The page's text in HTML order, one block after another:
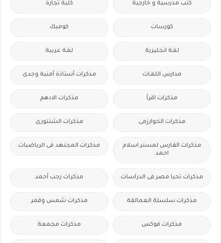
كتب مدرسية و خارجية كلية تجارة
كورسات كوميك
لغة انجليزية لغة عربية
مدارس اللغات مذكرات أستاذة أمنية وجدى
مذكرات اقرأ مذكرات الادهم
مذكرات الخوارزمى مذكرات الشنتورى
مذكرات الفارس لمستر اسلام
احمد
مذكرات المجتهد فى الرياضيات
مذكرات تحيا مصر فى الدراسات مذكرات رجب أحمد
مذكرات سلسلة العمالقة مذكرات شمس وقمر
مذكرات فوكس مذكرات مجمعة